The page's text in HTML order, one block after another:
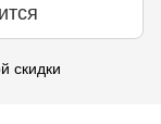
скидки